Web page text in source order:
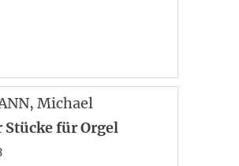
, Michael
Stücke für Orgel